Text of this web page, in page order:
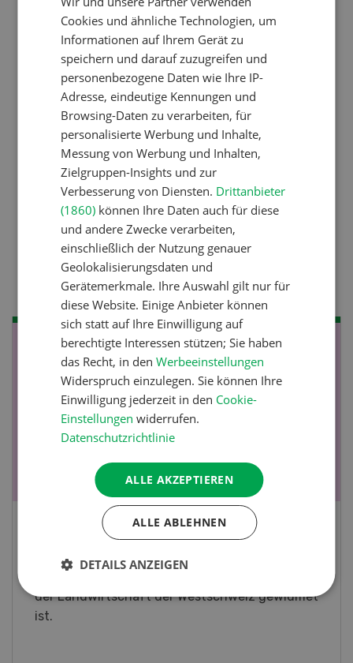
Betriebsführung
Ressourcen: Mit Fäusten
gegen die Alters-Sichtigkeit
Pflanzenbau
Raufutter aus dem Sack
Nutztiere
Stallklima - Hitzestress
verhindern
NOV
19 -
JAN
28
Fachkurs Aquakultur
interessieren Sie sich für das Thema? In
diesem Fall ist unser FBA-Weiterbildungskurs
Cookies und ähnliche Technologien, um
Informationen auf Ihrem Gerät zu
speichern und darauf zuzugreifen und
personenbezogene Daten wie Ihre IP-
Adresse, eindeutige Kennungen und
Browsing-Daten zu verarbeiten, für
personalisierte Werbung und Inhalte,
Messung von Werbung und Inhalten,
Zielgruppen-Insights und zur
Verbesserung von Diensten. Drittanbieter
(1860) können Ihre Daten auch für diese
und andere Zwecke verarbeiten,
einschließlich der Nutzung genauer
Geolokalisierungsdaten und
Gerätemerkmale. Ihre Auswahl gilt nur für
diese Website. Einige Anbieter können
sich statt auf Ihre Einwilligung auf
berechtigte Interessen stützen; Sie haben
das Recht, in denWerbeeinstellungen
Widerspruch einzulegen. Sie können Ihre
Einwilligung jederzeit in den Cookie-
Einstellungen widerrufen.
Datenschutzrichtlinie
ALLE AKZEPTIEREN
ALLE ABLEHNEN
DETAILS ANZEIGEN